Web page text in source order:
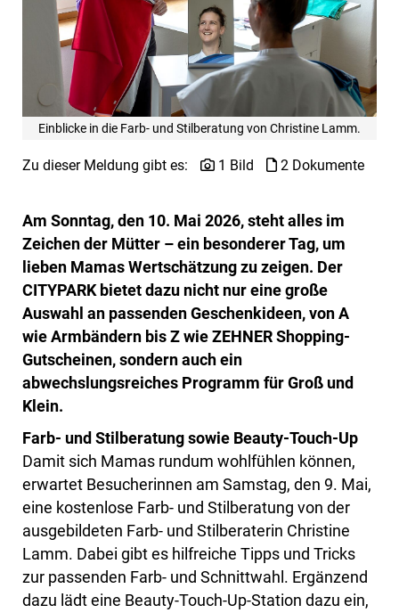
Einblicke in die Farb- und Stilberatung von Christine Lamm.
Zu dieser Meldung gibt es: 1 Bild 2 Dokumente
Am Sonntag, den 10. Mai 2026, steht alles im
Zeichen der Mütter – ein besonderer Tag, um
lieben Mamas Wertschätzung zu zeigen. Der
CITYPARK bietet dazu nicht nur eine große
Auswahl an passenden Geschenkideen, von A
wie Armbändern bis Z wie ZEHNER Shopping-
Gutscheinen, sondern auch ein
abwechslungsreiches Programm für Groß und
Klein.
Farb- und Stilberatung sowie Beauty-Touch-Up
Damit sich Mamas rundum wohlfühlen können,
erwartet Besucherinnen am Samstag, den 9. Mai,
eine kostenlose Farb- und Stilberatung von der
ausgebildeten Farb- und Stilberaterin Christine
Lamm. Dabei gibt es hilfreiche Tipps und Tricks
zur passenden Farb- und Schnittwahl. Ergänzend
dazu lädt eine Beauty-Touch-Up-Station dazu ein,